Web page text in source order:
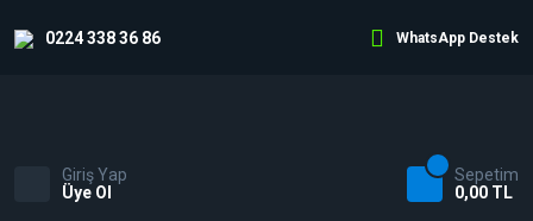
0224 338 36 86 WhatsApp Destek
Giriş Yap
Üye Ol
Sepetim
0,00 TL